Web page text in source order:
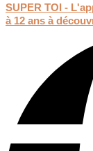
SUPER TOI -
à 12 ans à